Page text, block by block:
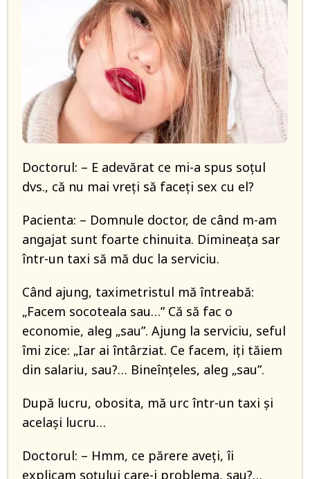
Doctorul: – E adevărat ce mi-a spus soțul
dvs., că nu mai vreți să faceți sex cu el?
Pacienta: – Domnule doctor, de când m-am
angajat sunt foarte chinuita. Dimineața sar
într-un taxi să mă duc la serviciu.
Când ajung, taximetristul mă întreabă:
„Facem socoteala sau…” Că să fac o
economie, aleg „sau”. Ajung la serviciu, seful
îmi zice: „Iar ai întârziat. Ce facem, iți tăiem
din salariu, sau?… Bineînțeles, aleg „sau”.
După lucru, obosita, mă urc într-un taxi și
același lucru…
Doctorul: – Hmm, ce părere aveți, îi
explicam soțului care-i problema, sau?…